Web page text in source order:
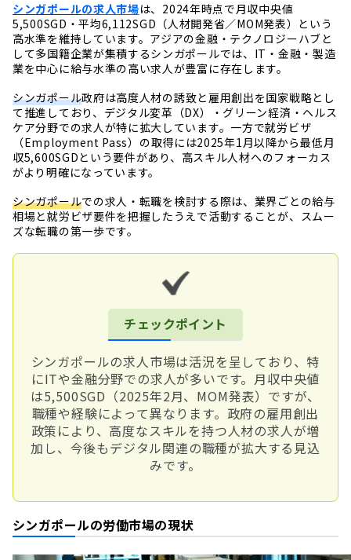
シンガポールの求人市場は、2024年時点で月収中央値
5,500SGD・平均6,112SGD（人材開発省／MOM発表）という
高水準を維持しています。アジアの金融・テクノロジーハブと
して多国籍企業が集積するシンガポールでは、IT・金融・製造
業を中心に給与水準の高い求人が豊富に存在します。
シンガポール政府は高度人材の誘致と雇用創出を国家戦略とし
て推進しており、デジタル変革（DX）・グリーン経済・ヘルス
ケア分野での求人が特に拡大しています。一方で就労ビザ
（Employment Pass）の取得には2025年1月以降から最低月
収5,600SGDという要件があり、高スキル人材へのフォーカス
がより明確になっています。
シンガポールでの求人・転職を検討する際は、業界ごとの給与
相場と就労ビザ要件を把握したうえで活動することが、スムー
ズな転職の第一歩です。
チェックポイント
シンガポールの求人市場は活況を呈しており、特
にITや金融分野での求人が多いです。月収中央値
は5,500SGD（2025年2月、MOM発表）ですが、
職種や経験によって異なります。政府の雇用創出
政策により、高度なスキルを持つ人材の求人が増
加し、今後もデジタル関連の職種が拡大する見込
みです。
シンガポールの労働市場の現状